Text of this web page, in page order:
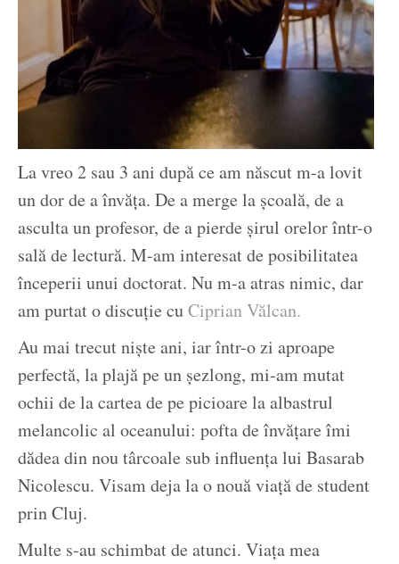
La vreo 2 sau 3 ani după ce am născut m-a lovit
un dor de a învăța. De a merge la școală, de a
asculta un profesor, de a pierde șirul orelor într-o
sală de lectură. M-am interesat de posibilitatea
începerii unui doctorat. Nu m-a atras nimic, dar
am purtat o discuție cuCiprian Vălcan.
Au mai trecut niște ani, iar într-o zi aproape
perfectă, la plajă pe un șezlong, mi-am mutat
ochii de la cartea de pe picioare la albastrul
melancolic al oceanului: pofta de învățare îmi
dădea din nou târcoale sub influența lui Basarab
Nicolescu. Visam deja la o nouă viață de student
prin Cluj.
Multe s-au schimbat de atunci. Viața mea